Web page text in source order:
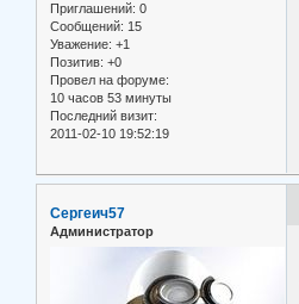
Приглашений: 0
Сообщений: 15
Уважение: +1
Позитив: +0
Провел на форуме:
10 часов 53 минуты
Последний визит:
2011-02-10 19:52:19
Сергеич57
Администратор